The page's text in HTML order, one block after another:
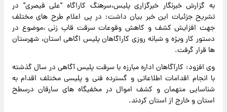
به گزارش خبرنگار خبرگزاری پلیس،سرهنگ کاراگاه "علی قیصری" در
تشریح جزئیات این خبر بیان داشت: در پی اعلام طرح های مختلف
جهت افزایش کشف و کاهش وقوعات سرقت قاپ زنی ،موضوع در
دستور کار ویژه و شبانه روزی کاراگاهان پلیس اگاهی استان، شهرستان
ها قرار گرفت.
وی افزود: کارآگاهان اداره مبارزه با سرقت پلیس آگاهی در سال گذشته
با انجام اقدامات اطلاعاتی و گسترده فنی و پلیسی مختلف اقدام به
شناسایی متهمان و کشف اموال در مخفیگاه های سارقان درسطح
استان و خارج از استان کردند.